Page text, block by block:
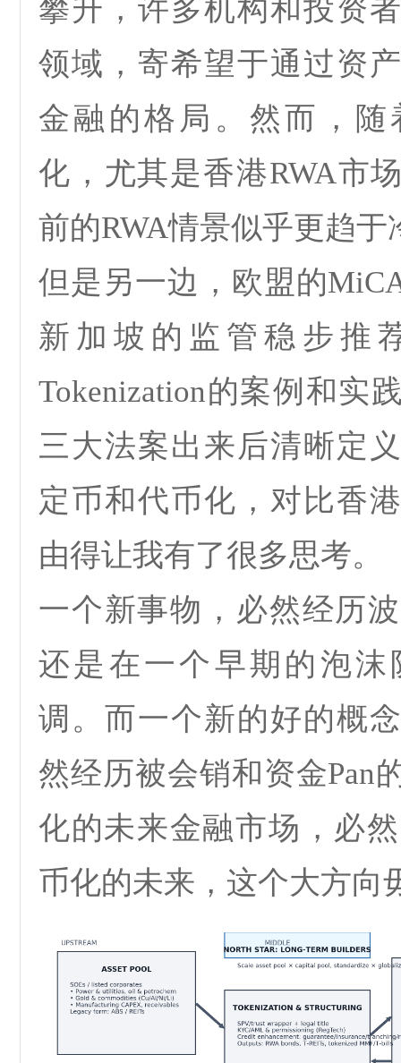
攀升，许多机构和投资
领域，寄希望于通过资
金融的格局。然而，随
化，尤其是香港RWA市
前的RWA情景似乎更趋于
但是另一边，欧盟的
新加坡的监管稳步推
Tokenization的案例和实
三大法案出来后清晰定
定币和代币化，对比香
由得让我有了很多思考。
一个新事物，必然经历
还是在一个早期的泡沫
调。而一个新的好的概
然经历被会销和资金Pan
化的未来金融市场，必
币化的未来，这个大方向